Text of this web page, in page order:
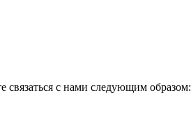
связаться с нами следующим образом: